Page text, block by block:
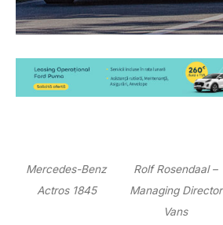
Mercedes-Benz
Actros 1845
Rolf Rosendaal –
Managing Director
Vans